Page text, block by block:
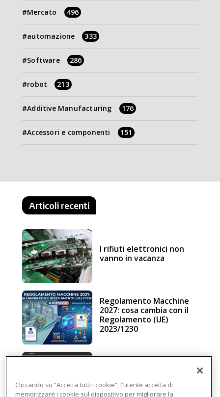
Mercato 496
automazione 333
Software 286
robot 213
Additive Manufacturing 176
Accessori e componenti 151
Articoli recenti
I rifiuti elettronici non
vanno in vacanza
Regolamento Macchine
2027: cosa cambia con il
Regolamento (UE)
2023/1230
intelligenza in cloud
Cliccando su “Accetta tutti i cookie”, l'utente accetta di
memorizzare i cookie sul dispositivo per migliorare la